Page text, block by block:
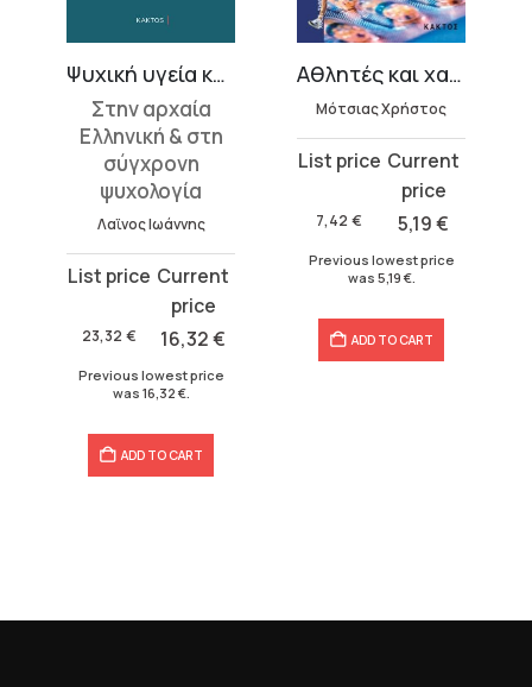
Ψυχική υγεία και ευδαιμονία
Στην αρχαία
Ελληνική & στη
σύγχρονη
ψυχολογία
Λαϊνος Ιωάννης
23,32 €
Original
was:
16,32€
Current
is:
Previous lowest price
was 16,32 €.
ADD TO CART
Αθλητές και χαπάκια
Μότσιας Χρήστος
7,42 €
Original
was:
5,19€
Current
Previous lowest price
was 5,19 €.
ADD TO CART